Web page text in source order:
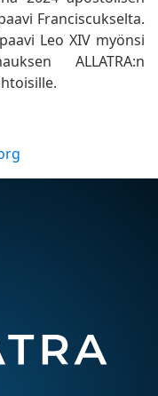
Franciscukselta.
Leo XIV myönsi
ALLATRA:n